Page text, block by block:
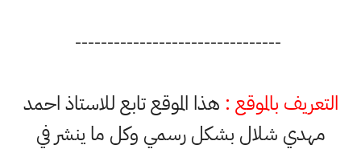
--------------------------------
التعريف بالموقع : هذا الموقع تابع للاستاذ احمد
مهدي شلال بشكل رسمي وكل ما ينشر في